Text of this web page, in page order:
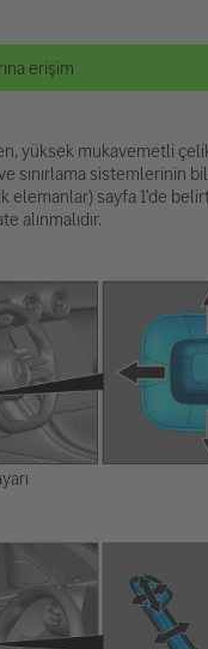
erişim
yüksek mukavemetli
sınırlama sistemlerinin
elemanlar) sayfa 1'de
alınmalıdır.